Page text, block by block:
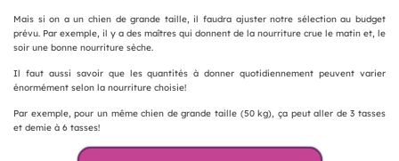
Mais si on a un chien de grande taille, il faudra ajuster notre sélection au budget
prévu. Par exemple, il y a des maîtres qui donnent de la nourriture crue le matin et, le
soir une bonne nourriture sèche.
Il faut aussi savoir que les quantités à donner quotidiennement peuvent varier
énormément selon la nourriture choisie!
Par exemple, pour un même chien de grande taille (50 kg), ça peut aller de 3 tasses
et demie à 6 tasses!